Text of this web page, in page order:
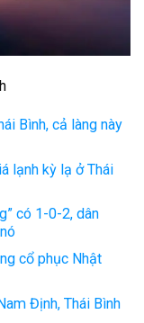
Bình, cả làng này
lạnh kỳ lạ ở Thái
có 1-0-2, dân
cổ phục Nhật
Định, Thái Bình